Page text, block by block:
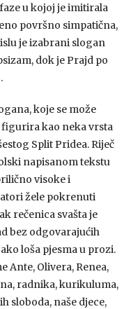
u kojoj je imitirala
površno simpatična,
je izabrani slogan
dok je Prajd po
koje se može
kao neka vrsta
Split Pridea. Riječ
napisanom tekstu
visoke i
žele pokrenuti
rečenica svašta je
bez odgovarajućih
loša pjesma u prozi.
Ante, Olivera, Renea,
radnika, kurikuluma,
sloboda, naše djece,